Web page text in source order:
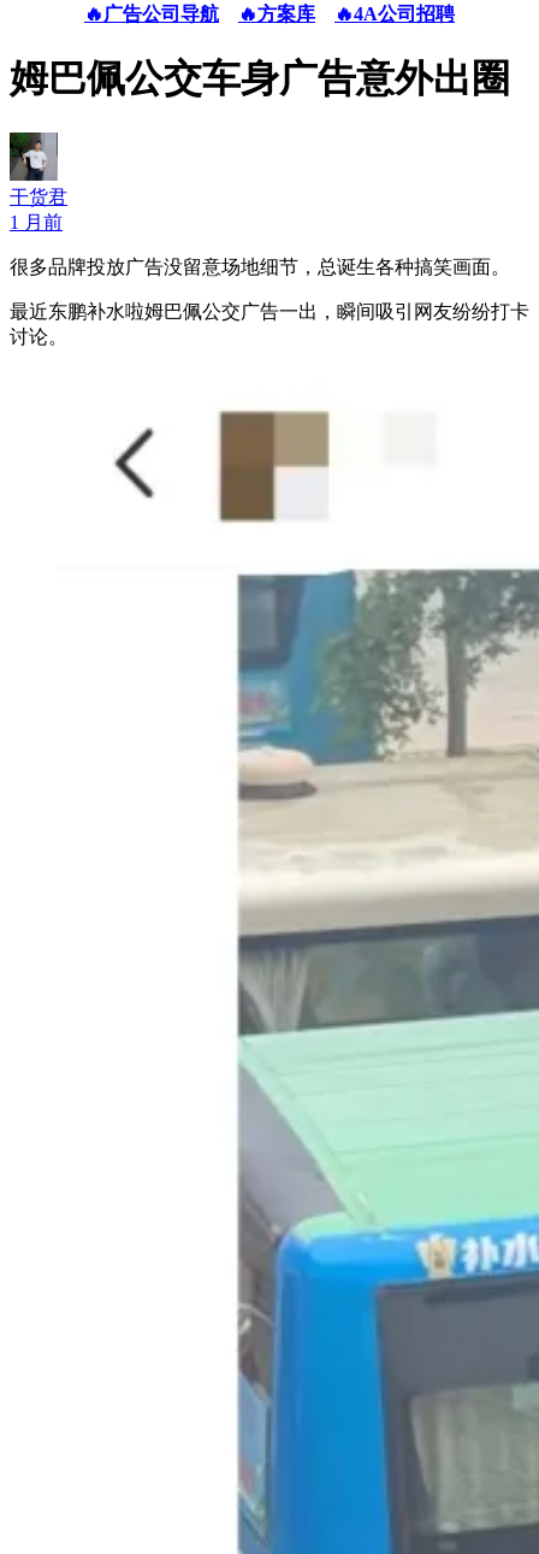
🔥广告公司导航
🔥方案库 🔥4A公司招聘
姆巴佩公交车身广告意外出圈
干货君
1 月前
很多品牌投放广告没留意场地细节，总诞生各种搞笑画面。
最近东鹏补水啦姆巴佩公交广告一出，瞬间吸引网友纷纷打卡
讨论。